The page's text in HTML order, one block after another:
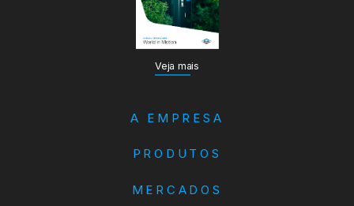
Veja mais
A EMPRESA
PRODUTOS
MERCADOS